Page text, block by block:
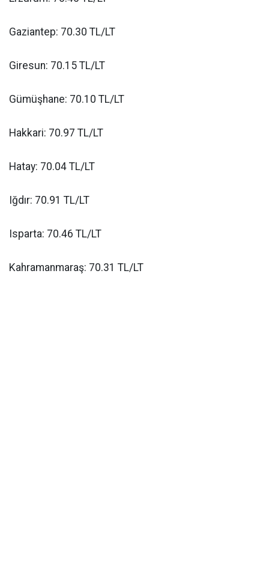
Gaziantep: 70.30 TL/LT
Giresun: 70.15 TL/LT
Gümüşhane: 70.10 TL/LT
Hakkari: 70.97 TL/LT
Hatay: 70.04 TL/LT
Iğdır: 70.91 TL/LT
Isparta: 70.46 TL/LT
Kahramanmaraş: 70.31 TL/LT